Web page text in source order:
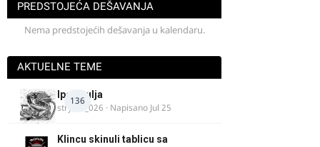
PREDSTOJEĆA DEŠAVANJA
Nema predstojećih dešavanja u kalendaru.
AKTUELNE TEME
136
Ipone ulja
stryker_026 · Napisano Jul 25
Klincu skinuli tablicu sa